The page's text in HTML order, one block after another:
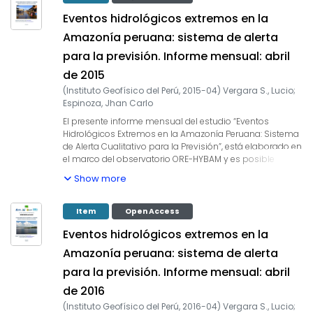
de los eventos hidrológicos extremos en la sociedad de
la Amazonía peruana. Durante los últimos años,
estudios científicos han evidenciado la influencia de la
temperatura superficial del mar anómalos de algunas
regiones oceánicas circundantes en la ocurrencia de
eventos hidrológicos extremos en la Amazonía peruana,
como es descrito en Espinoza et al. (2009, 2011, 2012 y
2013) y Yoon & Zeng (2010), así como en Lavado et al.
(2012), entre otros. En este informe mensual
correspondiente al mes de setiembre 2014, se presentan
los resultados del análisis de las condiciones actuales
hasta el último día del mes y la previsión de las
variables hidroclimáticas para los próximos 03 meses.
Eventos hidrológicos extremos en la
Amazonía peruana: sistema de alerta
para la previsión. Informe mensual: abril
de 2015
(Instituto Geofísico del Perú, 2015-04) Vergara S., Lucio;
Espinoza, Jhan Carlo
El presente informe mensual del estudio “Eventos
Hidrológicos Extremos en la Amazonía Peruana: Sistema
de Alerta Cualitativo para la Previsión”, está elaborado en
el marco del observatorio ORE-HYBAM y es posible
Nacional del Agua y el Instituto Geofísico del Perú.
proyecto 397-PNICP-PIAP-2014. Esta cooperación
interinstitucional tiene como objetivo la elaboración e
implementación del estudio en mención, con la finalidad
de contar con un sistema estacional que permita prever
los impactos de los eventos hidrológicos extremos en la
sociedad de la Amazonía peruana. Durante los últimos
años, estudios científicos han evidenciado la influencia
de la temperatura superficial del mar anómalos de
algunas regiones oceánicas circundantes en la
Show more
Item Open Access
Eventos hidrológicos extremos en la
Amazonía peruana: sistema de alerta
para la previsión. Informe mensual: abril
de 2016
(Instituto Geofísico del Perú, 2016-04) Vergara S., Lucio;